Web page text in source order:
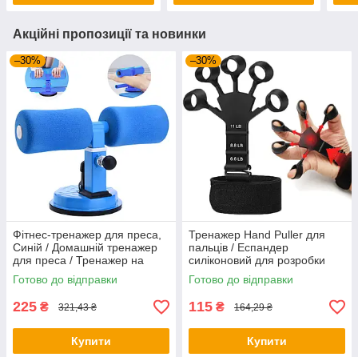
Акційні пропозиції та новинки
–30%
Фітнес-тренажер для преса,
Синій / Домашній тренажер
для преса / Тренажер на
присосках
Готово до відправки
225 ₴ 321,43 ₴
Купити
–30%
Тренажер Hand Puller для
пальців / Еспандер
силіконовий для розробки
пальців руки
Готово до відправки
115 ₴ 164,29 ₴
Купити